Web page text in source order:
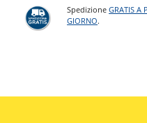
SpedizioneGRATIS A
GIORNO.